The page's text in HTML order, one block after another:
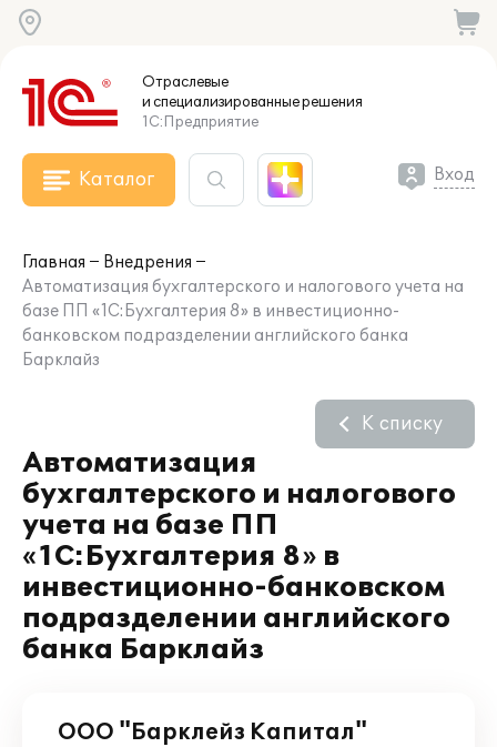
Отраслевые
и специализированныерешения
1С:Предприятие
Каталог Вход
Главная
Внедрения
Автоматизация бухгалтерского и налогового учета на
базе ПП «1С:Бухгалтерия 8» в инвестиционно-
банковском подразделении английского банка
Барклайз
Автоматизация
бухгалтерского и налогового
учета на базе ПП
«1С:Бухгалтерия 8» в
инвестиционно-банковском
подразделении английского
банка Барклайз
К списку
ООО "Барклейз Капитал"